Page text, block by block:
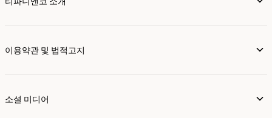
이용약관 및 법적고지
소셜 미디어